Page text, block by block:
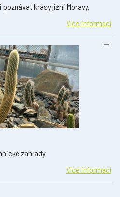
krásy jižní Moravy.
Více informací
zahrady.
Více informací